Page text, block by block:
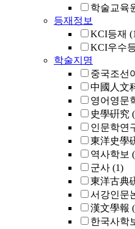
학술교육
등재정보
KCI등재
KCI우수
학술지명
중국조선
中國人文
영어영문
史學硏究
인문학연
東洋史學
역사학보
군사 (1)
東洋古典
서강인문
漢文學報
한국사학